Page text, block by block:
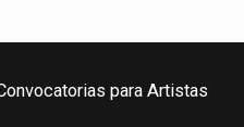
para Artistas